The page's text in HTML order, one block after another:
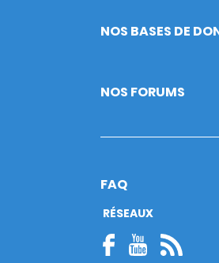
NOS BASES DE
NOS FORUMS
FAQ
RÉSEAUX